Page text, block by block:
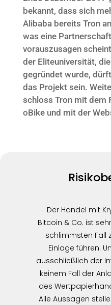
bekannt, dass sich
Alibaba bereits Tron
was eine
vorauszusagen
der Eliteuniversität,
gegründet wurde,
das Projekt sein.
schloss Tron mit dem
oBike und mit der
Der Handel mit
Bitcoin & Co. ist
schlimmsten Fall
Einlage führen.
ausschließlich der
keinem Fall der
des
Alle Aussagen